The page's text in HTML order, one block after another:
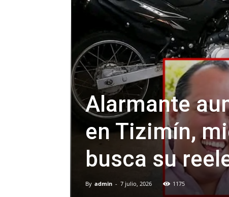
Alarmante
en Tizimín,
busca su
By admin - 7 julio, 2026 1175